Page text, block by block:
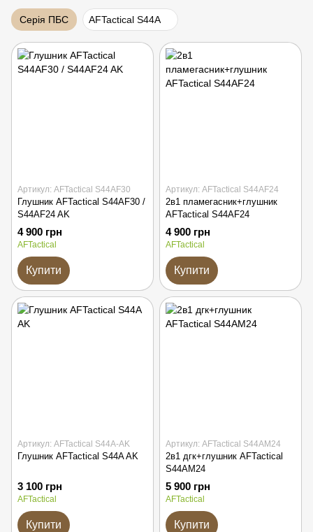
Серія ПБС AFTactical S44A
Артикул: AFTactical S44AF30
Глушник AFTactical S44AF30 /
S44AF24 AK
4 900 грн
AFTactical
Купити
Артикул: AFTactical S44AF24
2в1 пламегасник+глушник
AFTactical S44AF24
4 900 грн
AFTactical
Купити
Артикул: AFTactical S44A-AK
Глушник AFTactical S44A AK
3 100 грн
AFTactical
Купити
Артикул: AFTactical S44AM24
2в1 дгк+глушник AFTactical
S44AM24
5 900 грн
AFTactical
Купити